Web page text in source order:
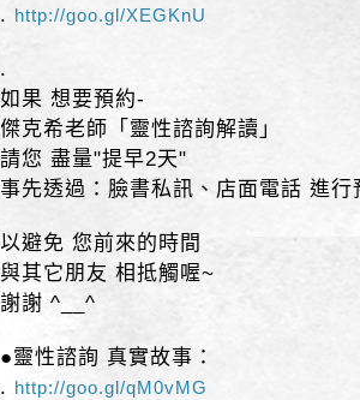
. http://goo.gl/XEGKnU
.
如果 想要預約-
傑克希老師「靈性諮詢解讀」
請您 盡量"提早2天"
事先透過：臉書私訊、店面電話 進行
以避免 您前來的時間
與其它朋友 相抵觸喔~
謝謝 ^__^
●靈性諮詢 真實故事：
. http://goo.gl/qM0vMG